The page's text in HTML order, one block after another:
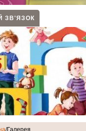
ЗВ'ЯЗОК
/Галерея